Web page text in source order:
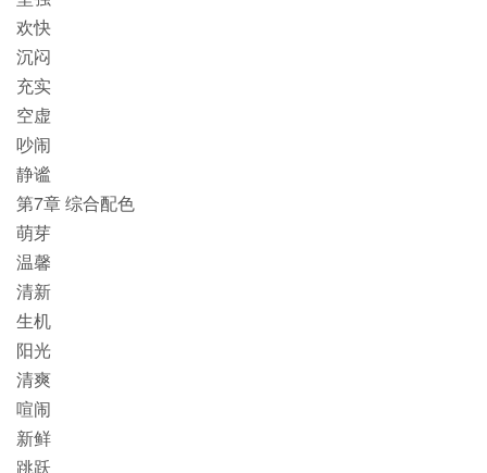
欢快
沉闷
充实
空虚
吵闹
静谧
第7章 综合配色
萌芽
温馨
清新
生机
阳光
清爽
喧闹
新鲜
跳跃